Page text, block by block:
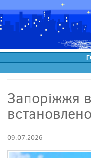
Запоріжжя
09.07.2026